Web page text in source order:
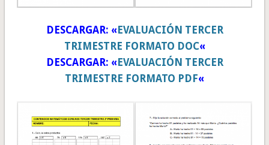
DESCARGAR: «EVALUACIÓN TERCER
TRIMESTRE FORMATO DOC«
DESCARGAR: «EVALUACIÓN TERCER
TRIMESTRE FORMATO PDF«